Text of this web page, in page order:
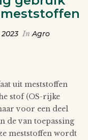
In Agro
uit meststoffen
stof (OS-rijke
voor een deel
de van toepassing
meststoffen wordt